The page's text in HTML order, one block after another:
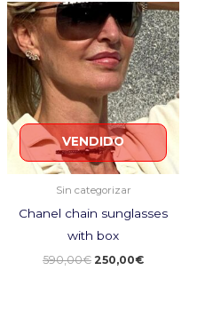
VENDIDO
Sin categorizar
Chanel chain sunglasses
with box
590,00€
El
precio
original
era:
590,00€.
250,00€
El
precio
actual
es:
250,00€.